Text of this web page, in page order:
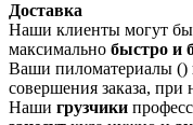
Доставка
Наши клиенты могут
максимально быстро и
Ваши пиломатериалы ()
совершения заказа, при
Наши грузчики